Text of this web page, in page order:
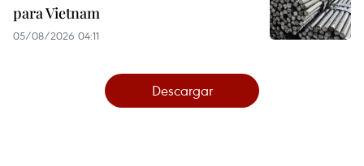
para Vietnam
05/08/2026 04:11
Descargar